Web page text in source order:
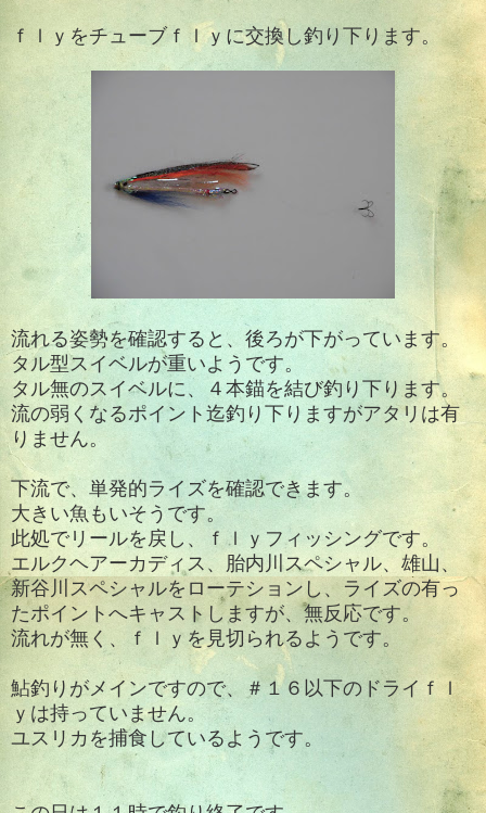
ｆｌｙをチューブｆｌｙに交換し釣り下ります。
流れる姿勢を確認すると、後ろが下がっています。
タル型スイベルが重いようです。
タル無のスイベルに、４本錨を結び釣り下ります。
流の弱くなるポイント迄釣り下りますがアタリは有
りません。
下流で、単発的ライズを確認できます。
大きい魚もいそうです。
此処でリールを戻し、ｆｌｙフィッシングです。
エルクヘアーカディス、胎内川スペシャル、雄山、
新谷川スペシャルをローテションし、ライズの有っ
たポイントへキャストしますが、無反応です。
流れが無く、ｆｌｙを見切られるようです。
鮎釣りがメインですので、＃１６以下のドライｆｌ
ｙは持っていません。
ユスリカを捕食しているようです。